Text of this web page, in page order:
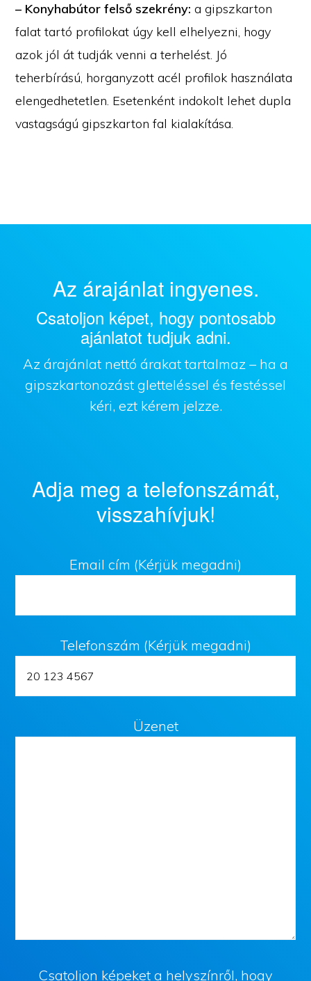
– Konyhabútor felső szekrény: a gipszkarton
falat tartó profilokat úgy kell elhelyezni, hogy
azok jól át tudják venni a terhelést. Jó
teherbírású, horganyzott acél profilok használata
elengedhetetlen. Esetenként indokolt lehet dupla
vastagságú gipszkarton fal kialakítása.
Az árajánlat ingyenes.
Csatoljon képet, hogy pontosabb
ajánlatot tudjuk adni.
Az árajánlat nettó árakat tartalmaz – ha a
gipszkartonozást gletteléssel és festéssel
kéri, ezt kérem jelzze.
Adja meg a telefonszámát,
visszahívjuk!
Email cím (Kérjük megadni)
Telefonszám (Kérjük megadni)
Üzenet
Csatoljon képeket a helyszínről, hogy